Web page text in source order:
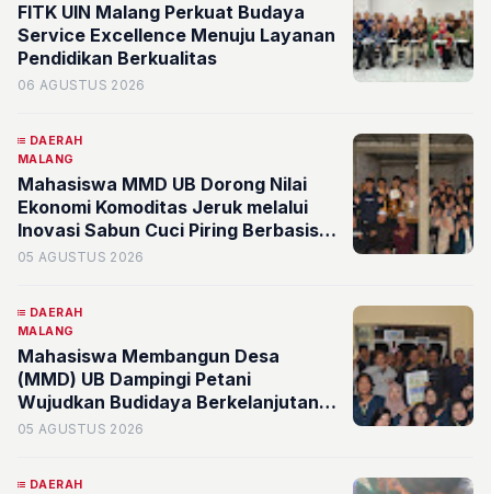
FITK UIN Malang Perkuat Budaya
Service Excellence Menuju Layanan
Pendidikan Berkualitas
06 AGUSTUS 2026
DAERAH
MALANG
Mahasiswa MMD UB Dorong Nilai
Ekonomi Komoditas Jeruk melalui
Inovasi Sabun Cuci Piring Berbasis
Limbah Kulit Jeruk di Desa
05 AGUSTUS 2026
DAERAH
MALANG
Mahasiswa Membangun Desa
(MMD) UB Dampingi Petani
Wujudkan Budidaya Berkelanjutan
melalui Identifikasi Kesehatan Tanah
05 AGUSTUS 2026
DAERAH